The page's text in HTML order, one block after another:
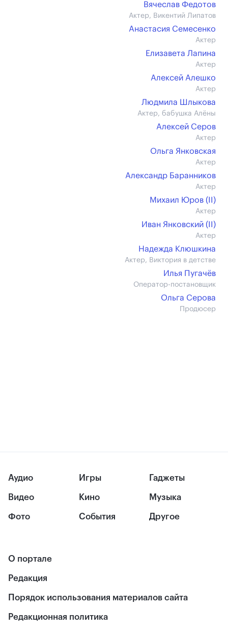
Вячеслав Федотов
Актер, Викентий Липатов
Анастасия Семесенко
Актер
Елизавета Лапина
Актер
Алексей Алешко
Актер
Людмила Шлыкова
Актер, бабушка Алёны
Алексей Серов
Актер
Ольга Янковская
Актер
Александр Баранников
Актер
Михаил Юров (II)
Актер
Иван Янковский (II)
Актер
Надежда Клюшкина
Актер, Виктория в детстве
Илья Пугачёв
Оператор-постановщик
Ольга Серова
Продюсер
Аудио
Видео
Фото
Игры
Кино
События
Гаджеты
Музыка
Другое
О портале
Редакция
Порядок использования материалов сайта
Редакционная политика